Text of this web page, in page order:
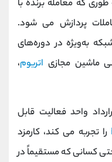
که معامله برنده با
پردازش می شود.
به‌ویژه در دوره‌های
ماشین مجازی اتریوم،
واحد فعالیت قابل
را تجربه می کند، کارمزد
کسانی که مستقیماً در